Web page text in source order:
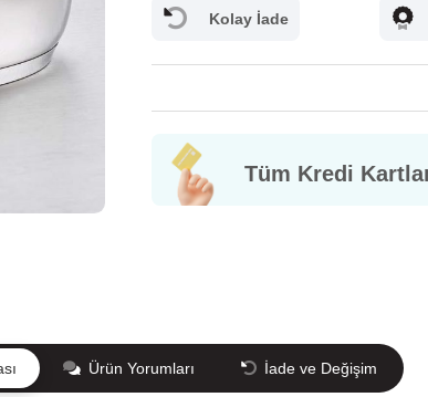
Kolay İade
Tüm Kredi
Ürün Yorumları İade ve Değişim